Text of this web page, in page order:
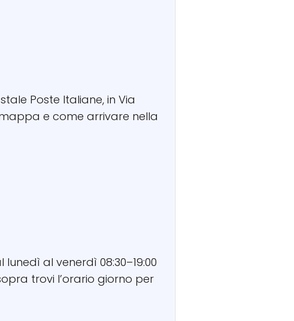
Poste Italiane, in Via
e come arrivare nella
al venerdì 08:30–19:00
trovi l’orario giorno per